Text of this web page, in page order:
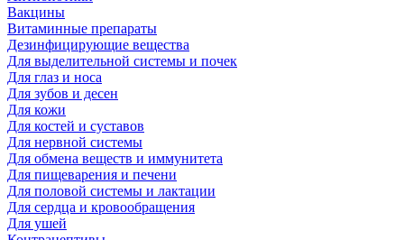
Вакцины
Витаминные препараты
Дезинфицирующие вещества
Для выделительной системы и почек
Для глаз и носа
Для зубов и десен
Для кожи
Для костей и суставов
Для нервной системы
Для обмена веществ и иммунитета
Для пищеварения и печени
Для половой системы и лактации
Для сердца и кровообращения
Для ушей